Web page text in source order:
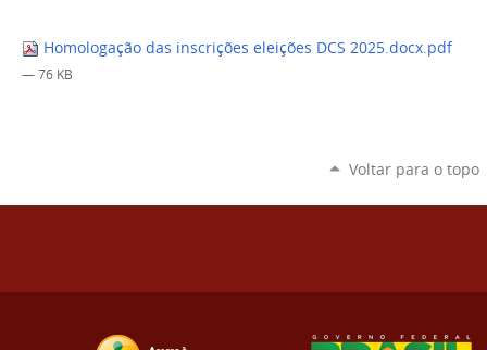
Homologação das inscrições eleições DCS 2025.docx.pdf
— 76 KB
Voltar para o topo